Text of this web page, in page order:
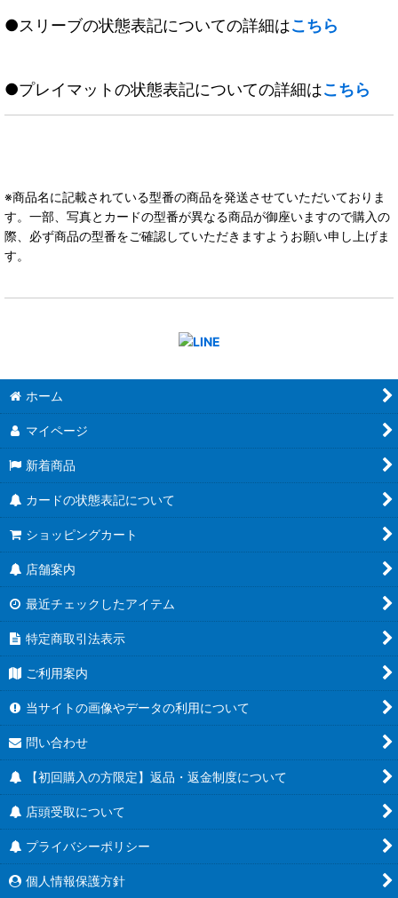
●スリーブの状態表記についての詳細はこちら
●プレイマットの状態表記についての詳細はこちら
※商品名に記載されている型番の商品を発送させていただいておりま
す。一部、写真とカードの型番が異なる商品が御座いますので購入の
際、必ず商品の型番をご確認していただきますようお願い申し上げま
す。
ホーム
マイページ
新着商品
カードの状態表記について
ショッピングカート
店舗案内
最近チェックしたアイテム
特定商取引法表示
ご利用案内
当サイトの画像やデータの利用について
問い合わせ
【初回購入の方限定】返品・返金制度について
店頭受取について
プライバシーポリシー
個人情報保護方針